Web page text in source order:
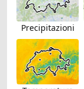
Precipitazioni